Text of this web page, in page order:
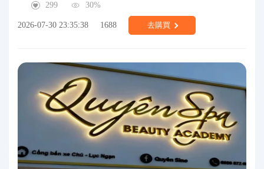
299
30%
2026-07-30 23:35:38 1688 去購買